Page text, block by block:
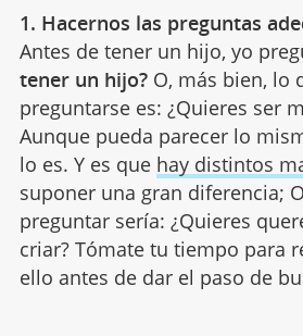
1. Hacernos las preguntas
Antes de tener un hijo, yo
tener un hijo?O, más bien, lo
preguntarse es: ¿Quieres ser
Aunque pueda parecer lo
lo es. Y es que hay distintos
suponer una gran diferencia;
preguntar sería: ¿Quieres
criar? Tómate tu tiempo para
ello antes de dar el paso de